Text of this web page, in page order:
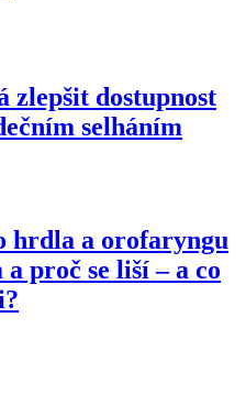
zlepšit dostupnost
selháním
hrdla a orofaryngu
proč se liší –⁠ a co